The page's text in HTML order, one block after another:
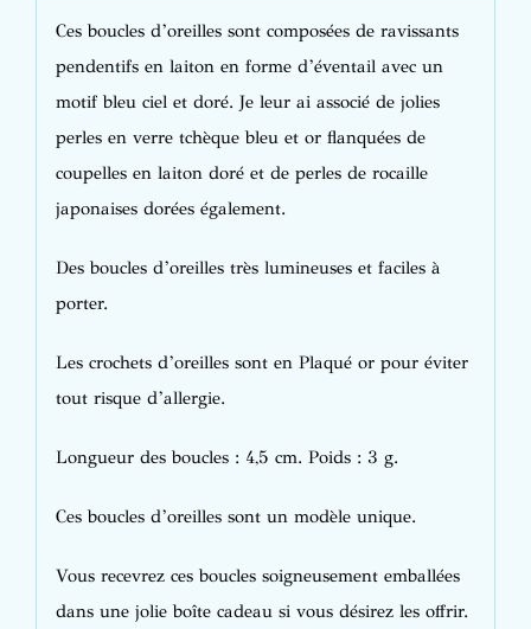
Ces boucles d’oreilles sont composées de ravissants
pendentifs en laiton en forme d’éventail avec un
motif bleu ciel et doré. Je leur ai associé de jolies
perles en verre tchèque bleu et or flanquées de
coupelles en laiton doré et de perles de rocaille
japonaises dorées également.
Des boucles d’oreilles très lumineuses et faciles à
porter.
Les crochets d’oreilles sont en Plaqué or pour éviter
tout risque d’allergie.
Longueur des boucles : 4,5 cm. Poids : 3 g.
Ces boucles d’oreilles sont un modèle unique.
Vous recevrez ces boucles soigneusement emballées
dans une jolie boîte cadeau si vous désirez les offrir.